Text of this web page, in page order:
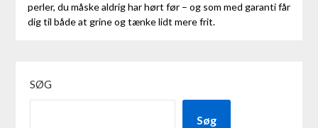
perler, du måske aldrig har hørt før – og som med garanti får
dig til både at grine og tænke lidt mere frit.
SØG
Søg